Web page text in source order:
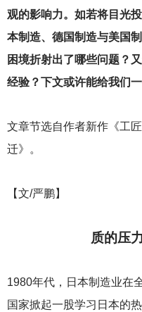
观的影响力。如若将目光
本制造、德国制造与美国
困境折射出了哪些问题？
经验？下文或许能给我们一
文章节选自作者新作《工
迁》。
【文/严鹏】
质的压
1980年代，日本制造业在
国家掀起一股学习日本的